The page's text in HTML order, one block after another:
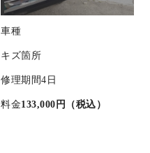
車種
キズ箇所
修理期間4日
料金133,000円（税込）